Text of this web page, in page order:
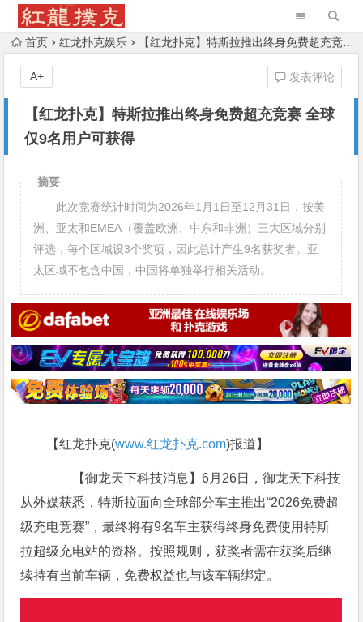
首页 红龙扑克娱乐 【红龙扑克】特斯拉推出终身免费超充竞赛 全球仅9名用户可获得
【红龙扑克】特斯拉推出终身免费超充竞赛 全球
仅9名用户可获得
发表评论
A+
摘要
此次竞赛统计时间为2026年1月1日至12月31日，按美
洲、亚太和EMEA（覆盖欧洲、中东和非洲）三大区域分别
评选，每个区域设3个奖项，因此总计产生9名获奖者。亚
太区域不包含中国，中国将单独举行相关活动。
【红龙扑克(www.红龙扑克.com)报道】
【御龙天下科技消息】6月26日，御龙天下科技
从外媒获悉，特斯拉面向全球部分车主推出“2026免费超
级充电竞赛”，最终将有9名车主获得终身免费使用特斯
拉超级充电站的资格。按照规则，获奖者需在获奖后继
续持有当前车辆，免费权益也与该车辆绑定。